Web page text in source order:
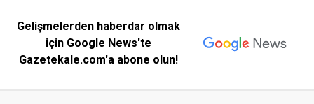
Gelişmelerden haberdar olmak
için Google News'te
Gazetekale.com'a abone olun!